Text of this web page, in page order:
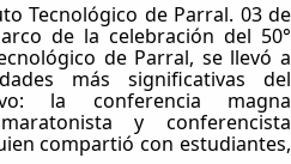
Tecnológico de Parral. 03 de
de la celebración del 50°
de Parral, se llevó a
más significativas del
la conferencia magna
y conferencista
compartió con estudiantes,